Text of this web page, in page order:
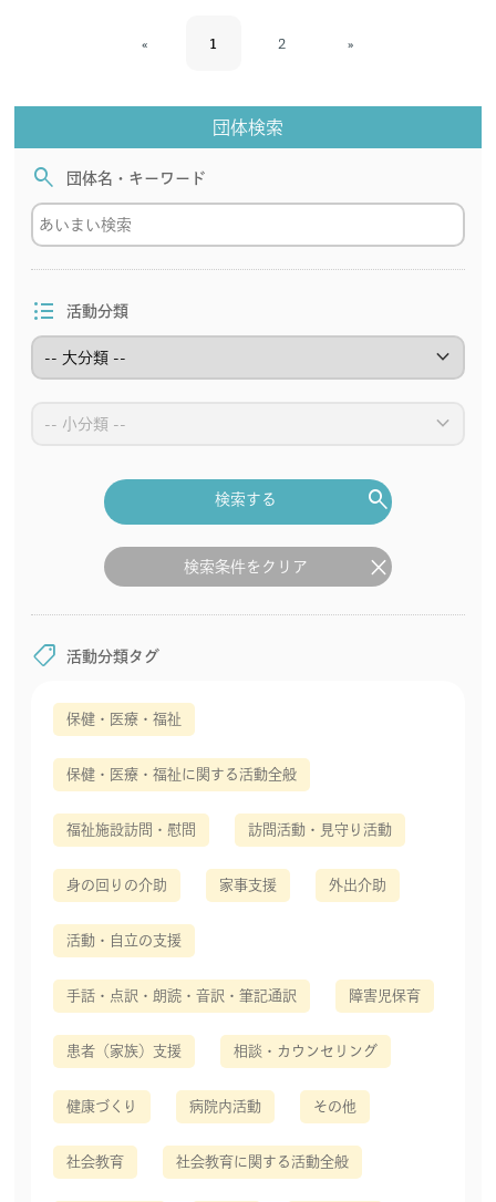
« 1 2 »
団体検索
search 団体名・キーワード
format_list_bulleted 活動分類
keyboard_arrow_down
keyboard_arrow_down
search
検索する
clear
検索条件をクリア
shoppingmode 活動分類タグ
保健・医療・福祉
保健・医療・福祉に関する活動全般
福祉施設訪問・慰問 訪問活動・見守り活動
身の回りの介助 家事支援 外出介助
活動・自立の支援
手話・点訳・朗読・音訳・筆記通訳 障害児保育
患者（家族）支援 相談・カウンセリング
健康づくり 病院内活動 その他
社会教育 社会教育に関する活動全般